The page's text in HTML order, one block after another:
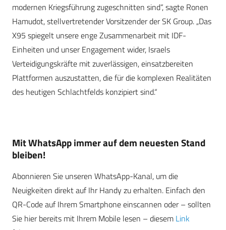
modernen Kriegsführung zugeschnitten sind“, sagte Ronen
Hamudot, stellvertretender Vorsitzender der SK Group. „Das
X95 spiegelt unsere enge Zusammenarbeit mit IDF-
Einheiten und unser Engagement wider, Israels
Verteidigungskräfte mit zuverlässigen, einsatzbereiten
Plattformen auszustatten, die für die komplexen Realitäten
des heutigen Schlachtfelds konzipiert sind.“
Mit WhatsApp immer auf dem neuesten Stand
bleiben!
Abonnieren Sie unseren WhatsApp-Kanal, um die
Neuigkeiten direkt auf Ihr Handy zu erhalten. Einfach den
QR-Code auf Ihrem Smartphone einscannen oder – sollten
Sie hier bereits mit Ihrem Mobile lesen – diesem Link